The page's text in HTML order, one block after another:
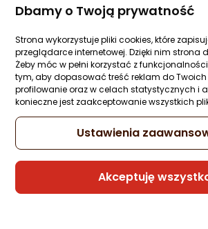
Dbamy o Twoją prywatność
Strona wykorzystuje pliki cookies, które
przeglądarce internetowej. Dzięki nim strona
Żeby móc w pełni korzystać z
tym, aby dopasować treść reklam do Twoich
profilowanie oraz w celach statystycznych i
konieczne jest zaakceptowanie wszystkich
Ustawienia
Akceptuję